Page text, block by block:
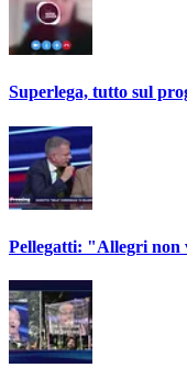
Superlega, tutto sul
Pellegatti: "Allegri non